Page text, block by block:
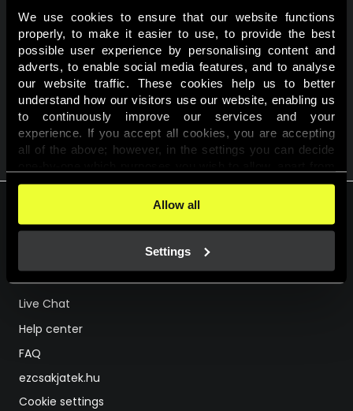
We use cookies to ensure that our website functions
properly, to make it easier to use, to provide the best
possible user experience by personalising content and
adverts, to enable social media features, and to analyse
our website traffic. These cookies help us to better
understand how our visitors use our website, enabling us
to continuously improve our services and your
experience. If you accept all cookies, you are accepting
all of the above; however, in the settings you can decide
the cookies that are essential for the website to function.
You can find more information about the cookies used on
Allow all
Settings
A nyereményjátékban való részvételhez a felhasználói
fiókodban a személyes profiloldalon hozzájárulást kell adnod,
hogy részt kívánsz venni a promóciókban!
Részvételi feltételek
VISSZA A KALENDÁRIUMHOZ
Support
Live Chat
Help center
FAQ
ezcsakjatek.hu
Cookie settings